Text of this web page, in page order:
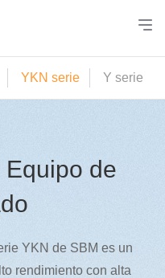
YKN serie Y serie
Equipo de
YKN de SBM es un
rendimiento con alta